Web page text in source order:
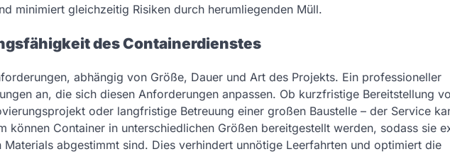
minimiert gleichzeitig Risiken durch herumliegenden Müll.
des Containerdienstes
abhängig von Größe, Dauer und Art des Projekts. Ein professioneller
an, die sich diesen Anforderungen anpassen. Ob kurzfristige Bereitstellung
oder langfristige Betreuung einer großen Baustelle – der Service
können Container in unterschiedlichen Größen bereitgestellt werden, sodass sie
abgestimmt sind. Dies verhindert unnötige Leerfahrten und optimiert die